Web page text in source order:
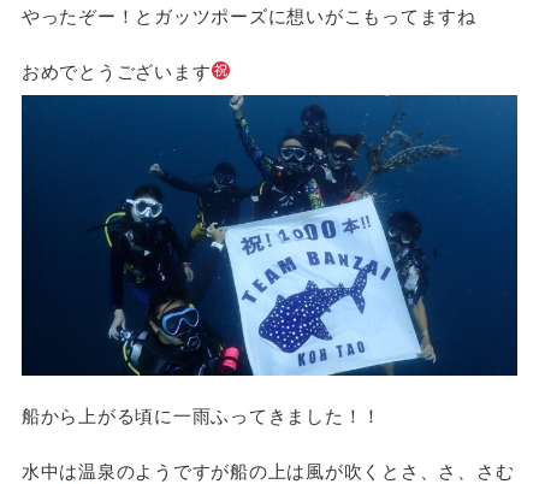
やったぞー！とガッツポーズに想いがこもってますね
おめでとうございます
船から上がる頃に一雨ふってきました！！
水中は温泉のようですが船の上は風が吹くとさ、さ、さむ